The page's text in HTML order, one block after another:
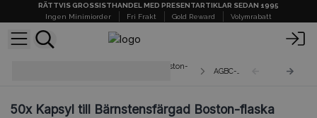
RÄTTVIS GROSSISTHANDEL MED PRESENTARTIKLAR SEDAN 1995
Ingen Minimiorder
Fri Frakt Gold Reward Volymrabatt
Kapsyler till Bärnstensfärgade Boston-
AGBC-01
50xKapsyl till Bärnstensfärgad Boston-flaska